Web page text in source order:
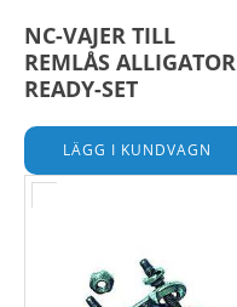
NC-VAJER TILL
REMLÅS ALLIGATOR
READY-SET